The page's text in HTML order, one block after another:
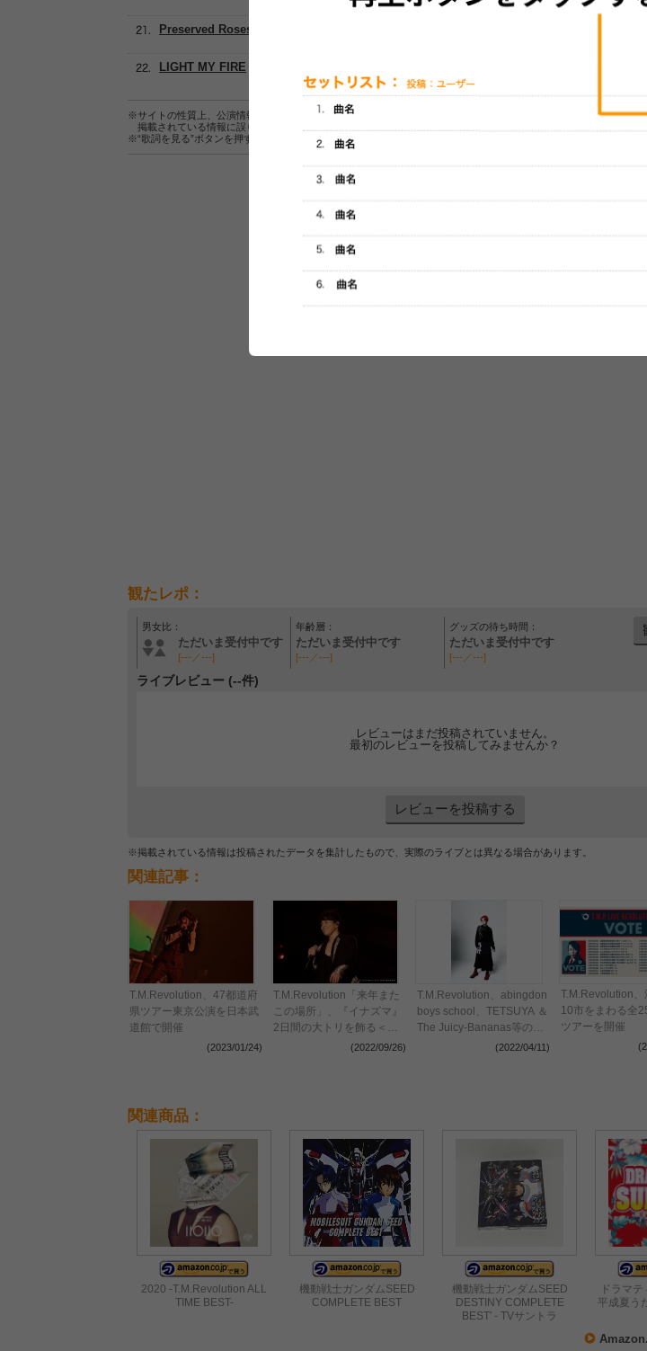
Preserved Roses
LIGHT MY FIRE
※サイトの性質上、公演情報およびセットリスト情報の正確性は保証されませんので、あらかじめご了承ください。
掲載されている情報に誤りがある場合は、
※“歌詞を見る”ボタンを押すと、株式会社ページワンが運営する歌詞サイト「
▼
セットリストをプレイリストにして保存する
観たレポ：
男女比：
ただいま受付中です
[---／---]
年齢層：
ただいま受付中です
[---／---]
グッズの待ち時間：
ただいま受付中です
[---／---]
ライブレビュー (--件)
レビューはまだ投稿されていません。
最初のレビューを投稿してみませんか？
レビューを投稿する
※掲載されている情報は投稿されたデータを集計したもので、実際のライブとは異なる場合があります。
関連記事：
T.M.Revolution、47都道府
県ツアー東京公演を日本武
道館で開催
(2023/01/24)
T.M.Revolution「来年また
この場所」、『イナズマ』
2日間の大トリを飾る＜イ
ナズマロック フェス 2022
(2022/09/26)
T.M.Revolution、abingdon
boys school、TETSUYA ＆
The Juicy-Bananas等のサ
ポート、自身のバンドやソ
(2022/04/11)
T.M.Revolution、
10市をまわる全
ツアーを開催
関連商品：
2020 -T.M.Revolution ALL
TIME BEST-
機動戦士ガンダムSEED
COMPLETE BEST
機動戦士ガンダムSEED
DESTINY COMPLETE
BEST' - TVサントラ
ドラマ
平成夏う